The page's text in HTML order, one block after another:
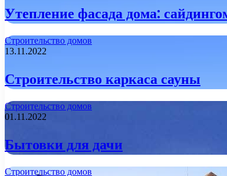
Утепление фасада дома:
Строительство домов
13.11.2022
Строительство каркаса сауны
Строительство домов
01.11.2022
Бытовки для дачи
Строительство домов